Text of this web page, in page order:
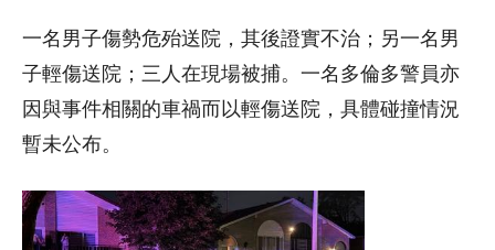
一名男子傷勢危殆送院，其後證實不治；另一名男
子輕傷送院；三人在現場被捕。一名多倫多警員亦
因與事件相關的車禍而以輕傷送院，具體碰撞情況
暫未公布。